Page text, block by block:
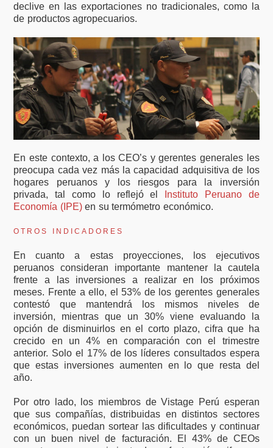
declive en las exportaciones no tradicionales, como la
de productos agropecuarios.
En este contexto, a los CEO’s y gerentes generales les
preocupa cada vez más la capacidad adquisitiva de los
hogares peruanos y los riesgos para la inversión
privada, tal como lo reflejó el
Instituto Peruano de
Economía (IPE)en su termómetro económico.
OTROS INDICADORES
En cuanto a estas proyecciones, los ejecutivos
peruanos consideran importante mantener la cautela
frente a las inversiones a realizar en los próximos
meses. Frente a ello, el 53% de los gerentes generales
contestó que mantendrá los mismos niveles de
inversión, mientras que un 30% viene evaluando la
opción de disminuirlos en el corto plazo, cifra que ha
crecido en un 4% en comparación con el trimestre
anterior. Solo el 17% de los líderes consultados espera
que estas inversiones aumenten en lo que resta del
año.
Por otro lado, los miembros de Vistage Perú esperan
que sus compañías, distribuidas en distintos sectores
económicos, puedan sortear las dificultades y continuar
con un buen nivel de facturación. El 43% de CEOs